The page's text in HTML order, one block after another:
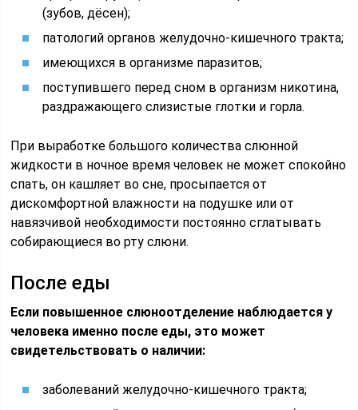
(зубов, дёсен);
патологий органов желудочно-кишечного тракта;
имеющихся в организме паразитов;
поступившего перед сном в организм никотина,
раздражающего слизистые глотки и горла.
При выработке большого количества слюнной
жидкости в ночное время человек не может спокойно
спать, он кашляет во сне, просыпается от
дискомфортной влажности на подушке или от
навязчивой необходимости постоянно сглатывать
собирающиеся во рту слюни.
После еды
Если повышенное слюноотделение наблюдается у
человека именно после еды, это может
свидетельствовать о наличии:
заболеваний желудочно-кишечного тракта;